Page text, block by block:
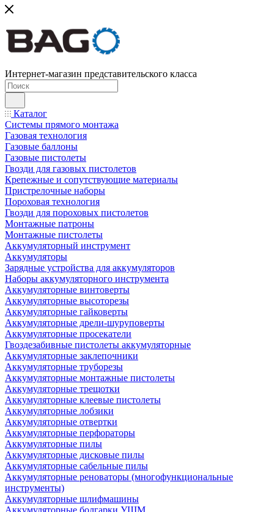
Интернет-магазин представительского класса
Каталог
Системы прямого монтажа
Газовая технология
Газовые баллоны
Газовые пистолеты
Гвозди для газовых пистолетов
Крепежные и сопутствующие материалы
Пристрелочные наборы
Пороховая технология
Гвозди для пороховых пистолетов
Монтажные патроны
Монтажные пистолеты
Аккумуляторный инструмент
Аккумуляторы
Зарядные устройства для аккумуляторов
Наборы аккумуляторного инструмента
Аккумуляторные винтоверты
Аккумуляторные высоторезы
Аккумуляторные гайковерты
Аккумуляторные дрели-шуруповерты
Аккумуляторные просекатели
Гвоздезабивные пистолеты аккумуляторные
Аккумуляторные заклепочники
Аккумуляторные труборезы
Аккумуляторные монтажные пистолеты
Аккумуляторные трещотки
Аккумуляторные клеевые пистолеты
Аккумуляторные лобзики
Аккумуляторные отвертки
Аккумуляторные перфораторы
Аккумуляторные пилы
Аккумуляторные дисковые пилы
Аккумуляторные сабельные пилы
Аккумуляторные реноваторы (многофункциональные
инструменты)
Аккумуляторные шлифмашины
Аккумуляторные болгарки УШМ